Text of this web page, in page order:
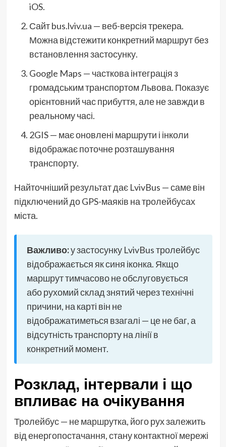
iOS.
Сайт bus.lviv.ua — веб-версія трекера.
Можна відстежити конкретний маршрут без
встановлення застосунку.
Google Maps — часткова інтеграція з
громадським транспортом Львова. Показує
орієнтовний час прибуття, але не завжди в
реальному часі.
2GIS — має оновлені маршрути і інколи
відображає поточне розташування
транспорту.
Найточніший результат дає LvivBus — саме він
підключений до GPS-маяків на тролейбусах
міста.
Важливо:у застосунку LvivBus тролейбус
відображається як синя іконка. Якщо
маршрут тимчасово не обслуговується
або рухомий склад знятий через технічні
причини, на карті він не
відображатиметься взагалі — це не баг, а
відсутність транспорту на лінії в
конкретний момент.
Розклад, інтервали і що
впливає на очікування
Тролейбус — не маршрутка, його рух залежить
від енергопостачання, стану контактної мережі